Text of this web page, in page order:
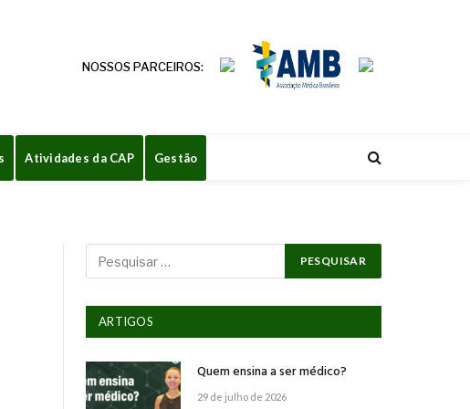
NOSSOS PARCEIROS:
Atividades da CAP Gestão
ARTIGOS
Quem ensina a ser médico?
29 de julho de 2026